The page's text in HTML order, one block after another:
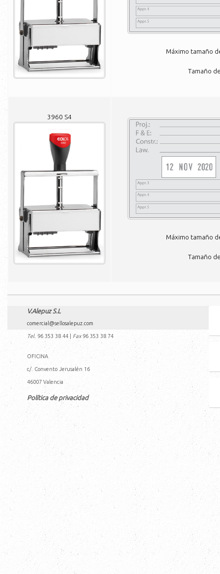
Máximo tamaño
Tamaño
3960 S4
Máximo tamaño
Tamaño
V.Alepuz S.L
comercial@sellosalepuz.com
Tel. 96 353 38 44 Fax 96 353 38 74
OFICINA
c/. Convento Jerusalén 16
46007 Valencia
Política de privacidad